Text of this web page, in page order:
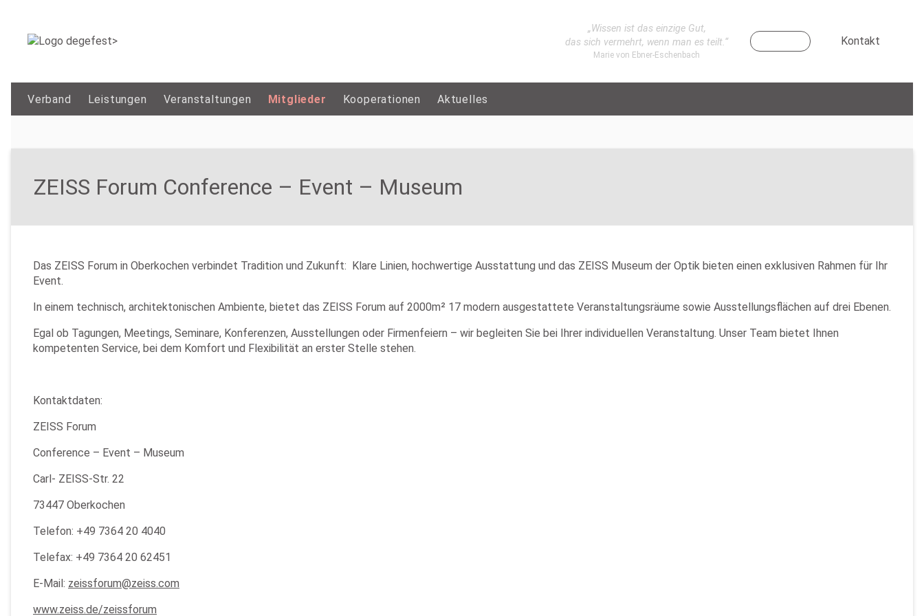
„Wissen ist das einzige Gut,
das sich vermehrt, wenn man es teilt.“
Marie von Ebner-Eschenbach
Kontakt
Verband Leistungen Veranstaltungen Mitglieder Kooperationen Aktuelles
ZEISS Forum Conference – Event – Museum
Das ZEISS Forum in Oberkochen verbindet Tradition und Zukunft: Klare Linien, hochwertige Ausstattung und das ZEISS Museum der Optik bieten einen exklusiven Rahmen für Ihr
Event.
In einem technisch, architektonischen Ambiente, bietet das ZEISS Forum auf 2000m² 17 modern ausgestattete Veranstaltungsräume sowie Ausstellungsflächen auf drei Ebenen.
Egal ob Tagungen, Meetings, Seminare, Konferenzen, Ausstellungen oder Firmenfeiern – wir begleiten Sie bei Ihrer individuellen Veranstaltung. Unser Team bietet Ihnen
kompetenten Service, bei dem Komfort und Flexibilität an erster Stelle stehen.
Kontaktdaten:
ZEISS Forum
Conference – Event – Museum
Carl- ZEISS-Str. 22
73447 Oberkochen
Telefon: +49 7364 20 4040
Telefax: +49 7364 20 62451
E-Mail: zeissforum@zeiss.com
www.zeiss.de/zeissforum